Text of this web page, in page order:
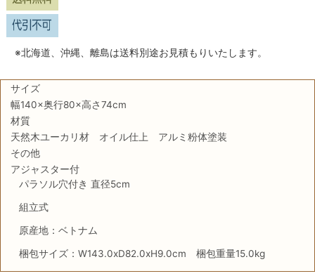
※北海道、沖縄、離島は送料別途お見積もりいたします。
サイズ
幅140×奥行80×高さ74cm
材質
天然木ユーカリ材 オイル仕上 アルミ粉体塗装
その他
アジャスター付
パラソル穴付き 直径5cm
組立式
原産地：ベトナム
梱包サイズ：W143.0xD82.0xH9.0cm 梱包重量15.0kg